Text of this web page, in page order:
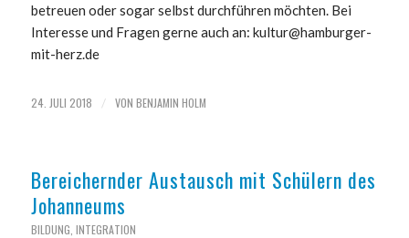
betreuen oder sogar selbst durchführen möchten. Bei
Interesse und Fragen gerne auch an: kultur@hamburger-
mit-herz.de
24. JULI 2018 / VON BENJAMIN HOLM
Bereichernder Austausch mit Schülern des
Johanneums
BILDUNG INTEGRATION